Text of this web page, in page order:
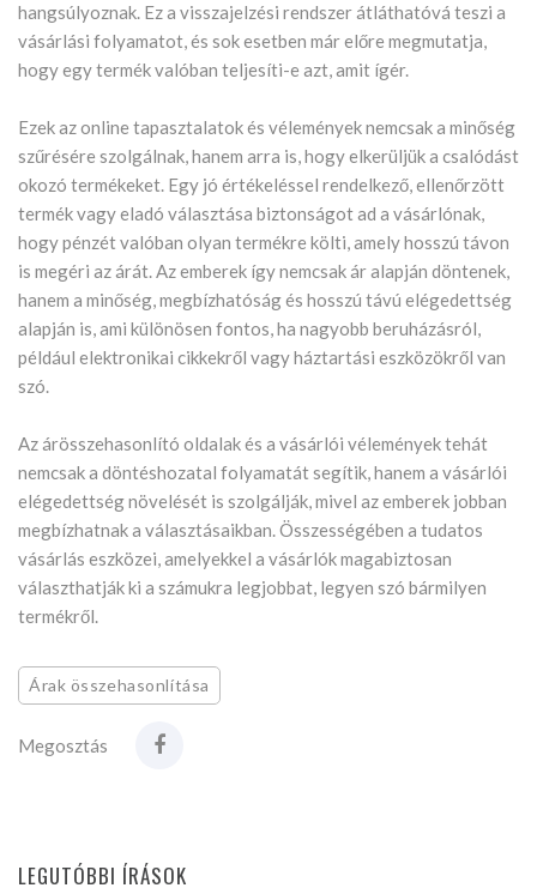
hangsúlyoznak. Ez a visszajelzési rendszer átláthatóvá teszi a
vásárlási folyamatot, és sok esetben már előre megmutatja,
hogy egy termék valóban teljesíti-e azt, amit ígér.
Ezek az online tapasztalatok és vélemények nemcsak a minőség
szűrésére szolgálnak, hanem arra is, hogy elkerüljük a csalódást
okozó termékeket. Egy jó értékeléssel rendelkező, ellenőrzött
termék vagy eladó választása biztonságot ad a vásárlónak,
hogy pénzét valóban olyan termékre költi, amely hosszú távon
is megéri az árát. Az emberek így nemcsak ár alapján döntenek,
hanem a minőség, megbízhatóság és hosszú távú elégedettség
alapján is, ami különösen fontos, ha nagyobb beruházásról,
például elektronikai cikkekről vagy háztartási eszközökről van
szó.
Az árösszehasonlító oldalak és a vásárlói vélemények tehát
nemcsak a döntéshozatal folyamatát segítik, hanem a vásárlói
elégedettség növelését is szolgálják, mivel az emberek jobban
megbízhatnak a választásaikban. Összességében a tudatos
vásárlás eszközei, amelyekkel a vásárlók magabiztosan
választhatják ki a számukra legjobbat, legyen szó bármilyen
termékről.
Árak összehasonlítása
Megosztás
LEGUTÓBBI ÍRÁSOK